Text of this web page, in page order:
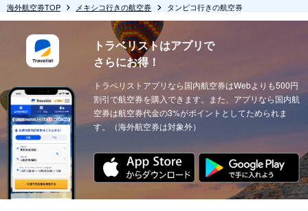
海外航空券TOP メキシコ行きの航空券 タンピコ行きの航空券
トラベリストはアプリで
さらにお得！
トラベリストアプリなら国内航空券はWebよりも500円
割引で航空券を購入できます。また、アプリなら国内航
空券は航空券代金の3%がポイントとしてためられま
す。（海外航空券は対象外）